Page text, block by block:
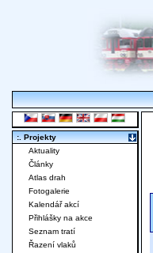
:. Projekty
Aktuality
Články
Atlas drah
Fotogalerie
Kalendář akcí
Přihlášky na akce
Seznam tratí
Řazení vlaků